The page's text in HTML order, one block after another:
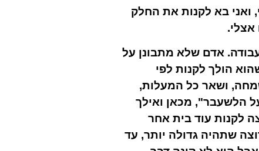
ואני בא לקנות את החלק
אצלי.
אדם שלא מתבונן על
הולך לקנות לפי
שמחה, ושאר כל המעלות,
הלשעבר", מכאן ואילך
לקנות עוד בית אחר
שתהיה גדולה יותר, עד